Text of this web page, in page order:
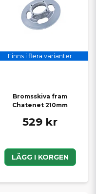
Finns i flera varianter
Bromsskiva fram
Chatenet 210mm
529 kr
LÄGG I KORGEN